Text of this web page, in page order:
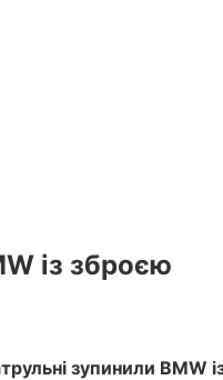
із зброєю
зупинили BMW